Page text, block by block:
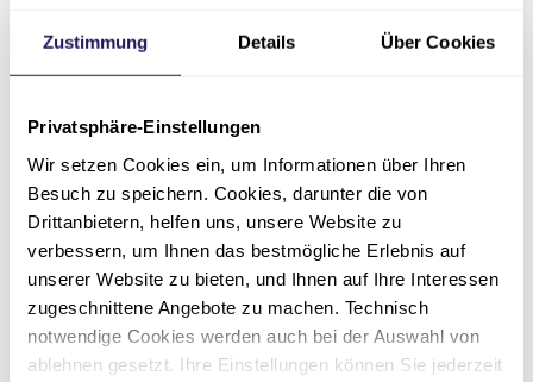
Zustimmung Details Über Cookies
Privatsphäre-Einstellungen
Wir setzen Cookies ein, um Informationen über Ihren
Besuch zu speichern. Cookies, darunter die von
Drittanbietern, helfen uns, unsere Website zu
verbessern, um Ihnen das bestmögliche Erlebnis auf
unserer Website zu bieten, und Ihnen auf Ihre Interessen
zugeschnittene Angebote zu machen. Technisch
notwendige Cookies werden auch bei der Auswahl von
ablehnen gesetzt. Ihre Einstellungen können Sie jederzeit